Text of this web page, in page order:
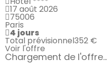
17 août 2026
75006
Paris
4 jours
Total prévisionnel352 €
Voir l'offre
Chargement de l'offre...